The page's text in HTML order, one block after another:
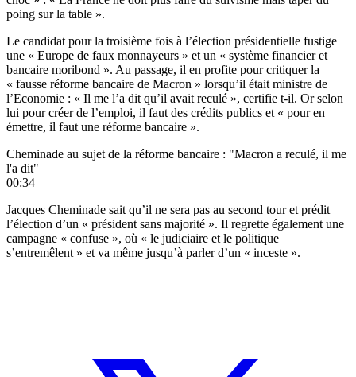
poing sur la table ».
Le candidat pour la troisième fois à l’élection présidentielle fustige
une « Europe de faux monnayeurs » et un « système financier et
bancaire moribond ». Au passage, il en profite pour critiquer la
« fausse réforme bancaire de Macron » lorsqu’il était ministre de
l’Economie : « Il me l’a dit qu’il avait reculé », certifie t-il. Or selon
lui pour créer de l’emploi, il faut des crédits publics et « pour en
émettre, il faut une réforme bancaire ».
Cheminade au sujet de la réforme bancaire : "Macron a reculé, il me
l'a dit"
00:34
Jacques Cheminade sait qu’il ne sera pas au second tour et prédit
l’élection d’un « président sans majorité ». Il regrette également une
campagne « confuse », où « le judiciaire et le politique
s’entremêlent » et va même jusqu’à parler d’un « inceste ».